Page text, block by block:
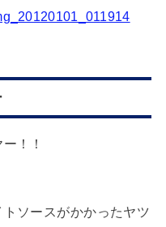
！！
ソースがかかったヤツ